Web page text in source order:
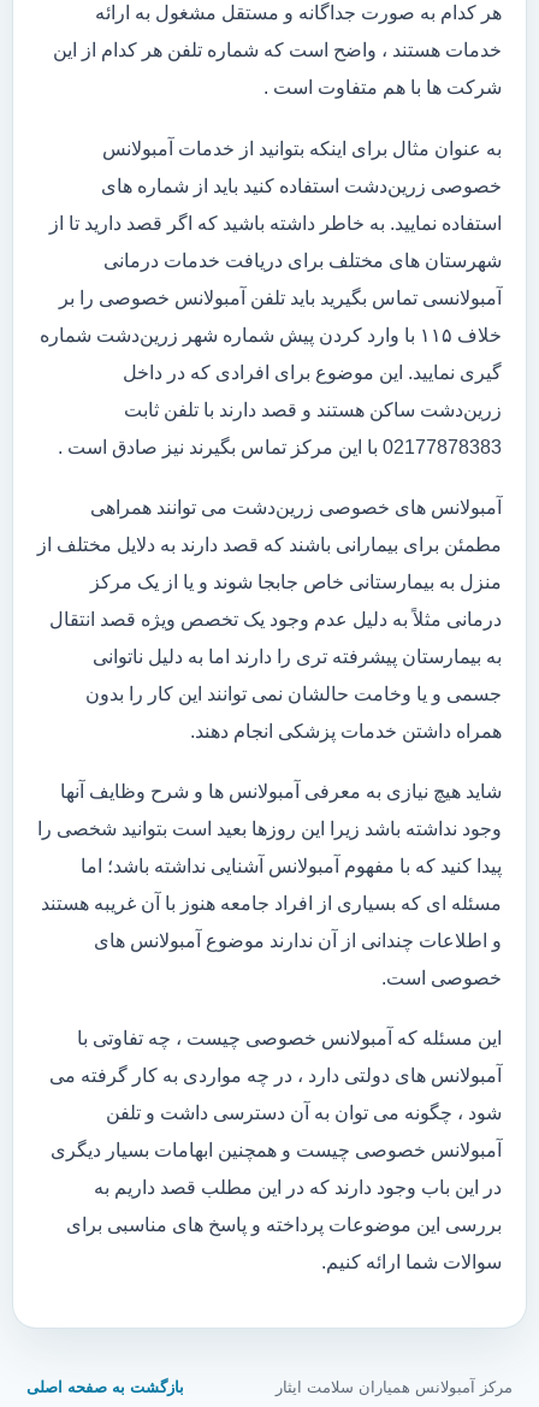
هر کدام به صورت جداگانه و مستقل مشغول به ارائه
خدمات هستند ، واضح است که شماره تلفن هر کدام از این
شرکت ها با هم متفاوت است .
به عنوان مثال برای اینکه بتوانید از خدمات آمبولانس
خصوصی زرین‌دشت استفاده کنید باید از شماره های
استفاده نمایید. به خاطر داشته باشید که اگر قصد دارید تا از
شهرستان های مختلف برای دریافت خدمات درمانی
آمبولانسی تماس بگیرید باید تلفن آمبولانس خصوصی را بر
خلاف ۱۱۵ با وارد کردن پیش شماره شهر زرین‌دشت شماره
گیری نمایید. این موضوع برای افرادی که در داخل
زرین‌دشت ساکن هستند و قصد دارند با تلفن ثابت
02177878383 با این مرکز تماس بگیرند نیز صادق است .
آمبولانس های خصوصی زرین‌دشت می توانند همراهی
مطمئن برای بیمارانی باشند که قصد دارند به دلایل مختلف از
منزل به بیمارستانی خاص جابجا شوند و یا از یک مرکز
درمانی مثلاً به دلیل عدم وجود یک تخصص ویژه قصد انتقال
به بیمارستان پیشرفته تری را دارند اما به دلیل ناتوانی
جسمی و یا وخامت حالشان نمی توانند این کار را بدون
همراه داشتن خدمات پزشکی انجام دهند.
شاید هیچ نیازی به معرفی آمبولانس ها و شرح وظایف آنها
وجود نداشته باشد زیرا این روزها بعید است بتوانید شخصی را
پیدا کنید که با مفهوم آمبولانس آشنایی نداشته باشد؛ اما
مسئله ای که بسیاری از افراد جامعه هنوز با آن غریبه هستند
و اطلاعات چندانی از آن ندارند موضوع آمبولانس های
خصوصی است.
این مسئله که آمبولانس خصوصی چیست ، چه تفاوتی با
آمبولانس های دولتی دارد ، در چه مواردی به کار گرفته می
شود ، چگونه می توان به آن دسترسی داشت و تلفن
آمبولانس خصوصی چیست و همچنین ابهامات بسیار دیگری
در این باب وجود دارند که در این مطلب قصد داریم به
بررسی این موضوعات پرداخته و پاسخ های مناسبی برای
سوالات شما ارائه کنیم.
مرکز آمبولانس همیاران سلامت ایثار بازگشت به صفحه اصلی